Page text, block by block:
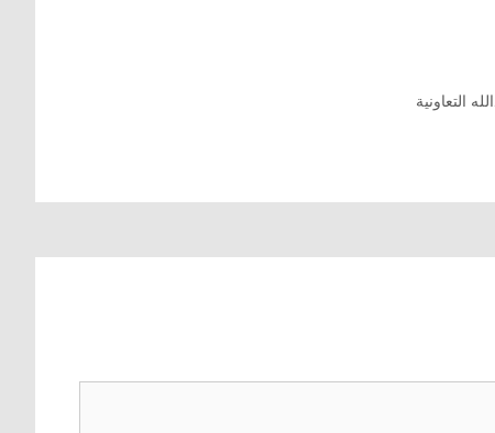
التعاونية